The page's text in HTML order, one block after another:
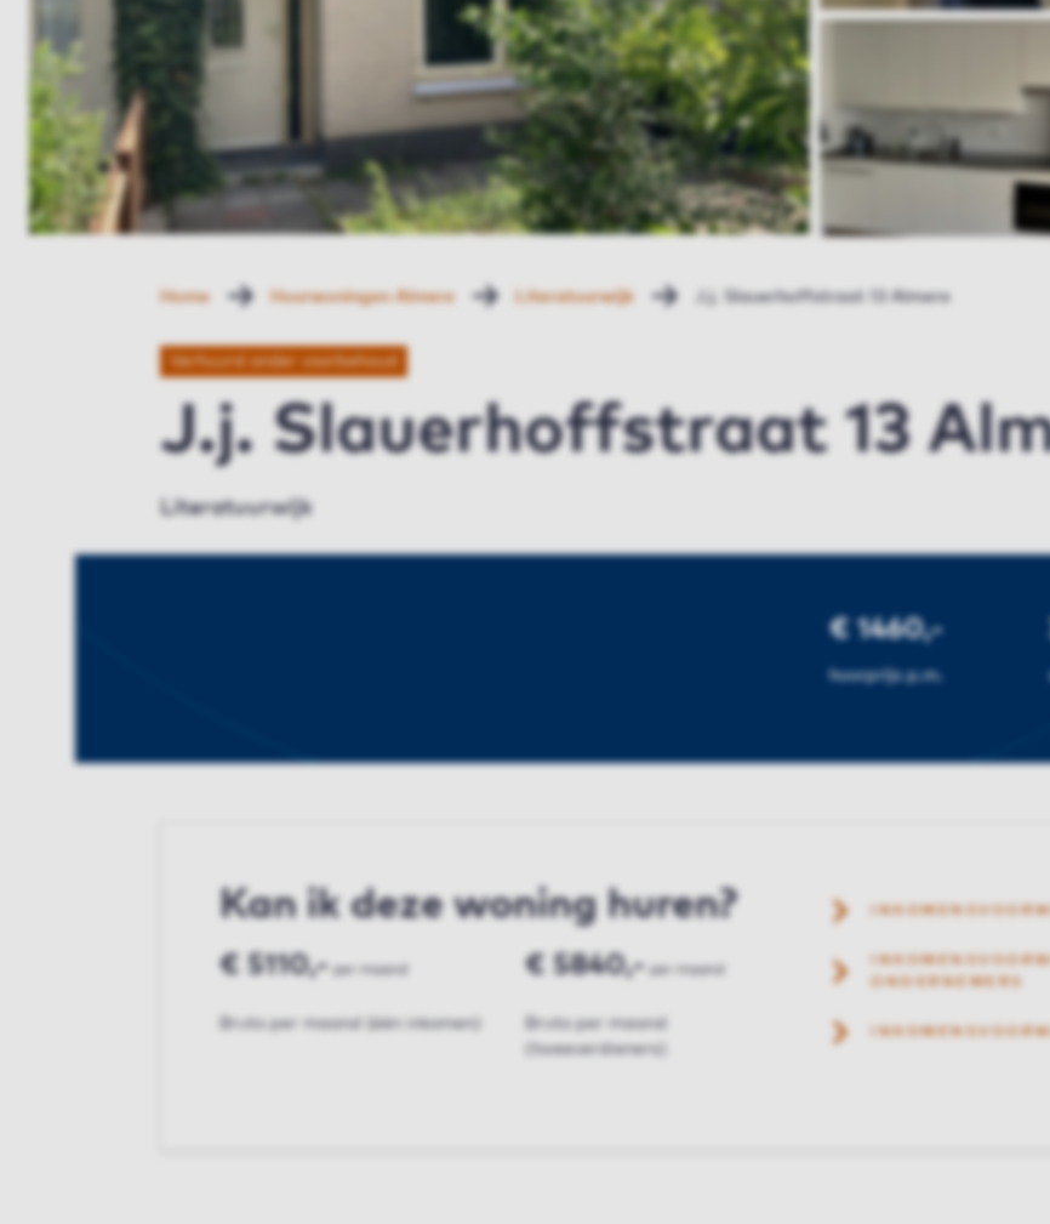
Home Huurwoningen Almere Literatuurwijk J.j. Slauerhoffstraat 13 Almere
Verhuurd onder voorbehoud
J.j. Slauerhoffstraat 13
Literatuurwijk
€ 1460,-
huurprijs p.m.
Kan ik deze woning huren?
€ 5110,- per maand
Bruto per maand (één inkomen)
€ 5840,- per maand
Bruto per maand
(tweeverdieners)
ONDERNEMERS